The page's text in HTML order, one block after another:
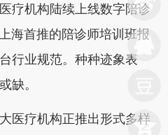
疗机构陆续上线数字陪诊
海首推的陪诊师培训班报
行业规范。种种迹象表
缺。
医疗机构正推出形式多样